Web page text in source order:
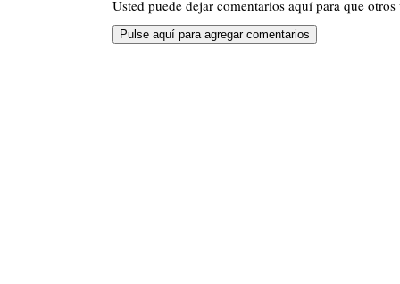
Usted puede dejar comentarios aquí para que